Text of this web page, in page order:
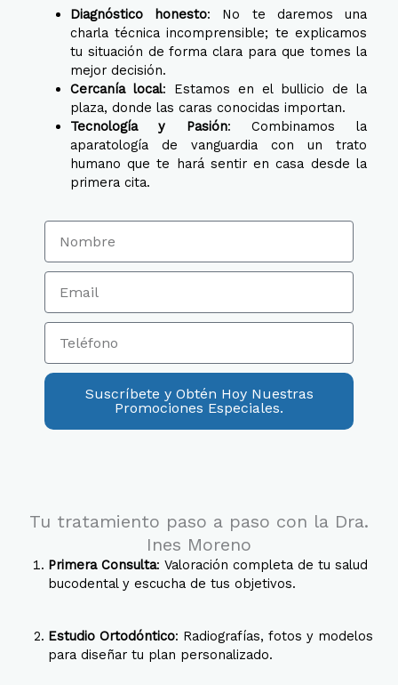
Diagnóstico honesto: No te daremos una
charla técnica incomprensible; te explicamos
tu situación de forma clara para que tomes la
mejor decisión.
Cercanía local: Estamos en el bullicio de la
plaza, donde las caras conocidas importan.
Tecnología y Pasión: Combinamos la
aparatología de vanguardia con un trato
humano que te hará sentir en casa desde la
primera cita.
N
m
e
E
a
T
l
o
Suscríbete y Obtén Hoy Nuestras
Promociones Especiales.
Tu tratamiento paso a paso con la Dra.
Ines Moreno
Primera Consulta: Valoración completa de tu salud
bucodental y escucha de tus objetivos.
Estudio Ortodóntico: Radiografías, fotos y modelos
para diseñar tu plan personalizado.